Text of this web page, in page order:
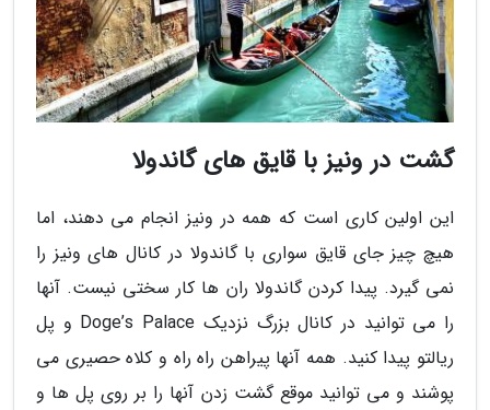
گشت در ونیز با قایق های گاندولا
این اولین کاری است که همه در ونیز انجام می دهند، اما
هیچ چیز جای قایق سواری با گاندولا در کانال های ونیز را
نمی گیرد. پیدا کردن گاندولا ران ها کار سختی نیست. آنها
را می توانید در کانال بزرگ نزدیک Doge’s Palace و پل
ریالتو پیدا کنید. همه آنها پیراهن راه راه و کلاه حصیری می
پوشند و می توانید موقع گشت زدن آنها را بر روی پل ها و